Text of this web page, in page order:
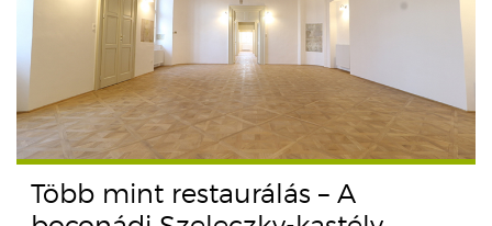
Több mint restaurálás – A